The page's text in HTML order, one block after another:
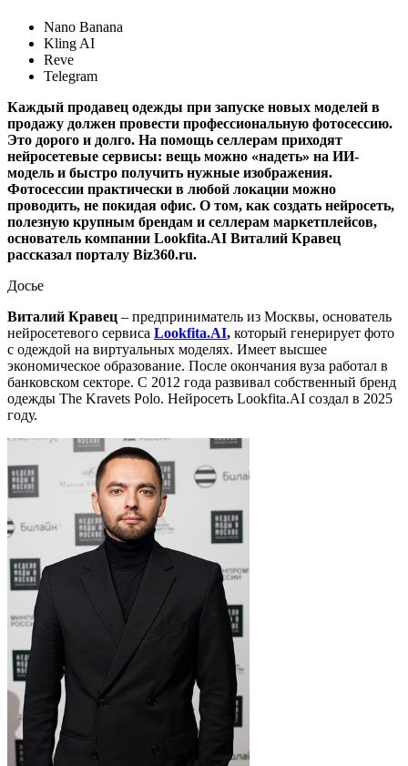
Nano Banana
Kling AI
Reve
Telegram
Каждый продавец одежды при запуске новых моделей в
продажу должен провести профессиональную фотосессию.
Это дорого и долго. На помощь селлерам приходят
нейросетевые сервисы: вещь можно «надеть» на ИИ-
модель и быстро получить нужные изображения.
Фотосессии практически в любой локации можно
проводить, не покидая офис. О том, как создать нейросеть,
полезную крупным брендам и селлерам маркетплейсов,
основатель компании Lookfita.AI Виталий Кравец
рассказал порталу Biz360.ru.
Досье
Виталий Кравец – предприниматель из Москвы, основатель
нейросетевого сервиса Lookfita.AI, который генерирует фото
с одеждой на виртуальных моделях. Имеет высшее
экономическое образование. После окончания вуза работал в
банковском секторе. С 2012 года развивал собственный бренд
одежды The Kravets Polo. Нейросеть Lookfita.AI создал в 2025
году.